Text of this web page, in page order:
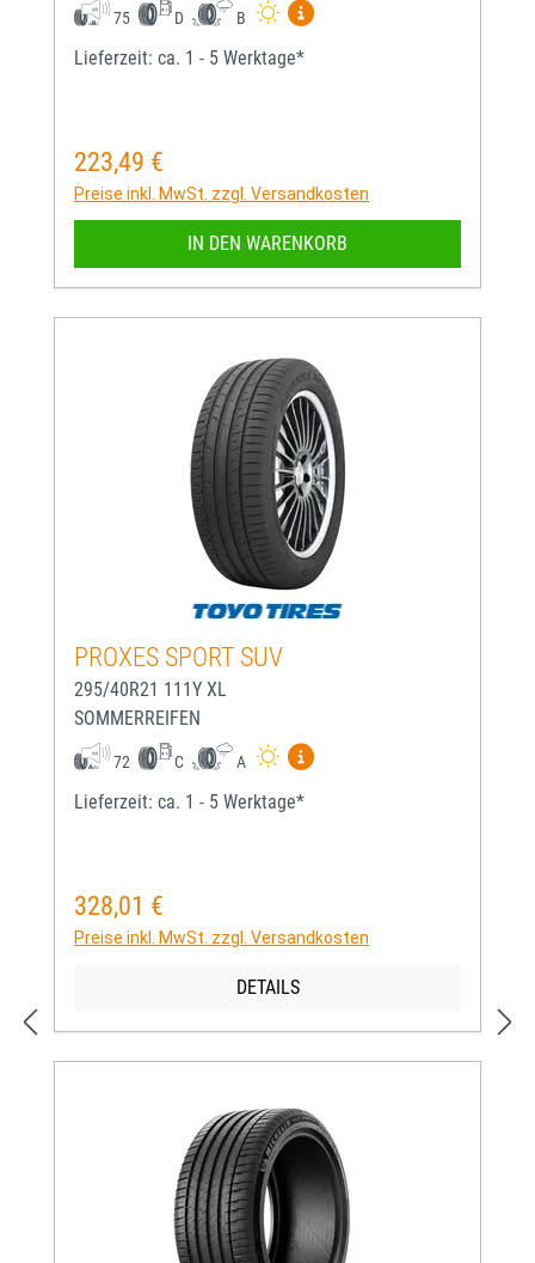
75 D B
Mehr Informationen zum
Lieferzeit: ca. 1 - 5 Werktage*
Regulärer Preis:
223,49 €
Preise inkl. MwSt. zzgl. Versandkosten
IN DEN WARENKORB
PROXES SPORT SUV
295/40R21 111Y XL
SOMMERREIFEN
72 C A
Mehr Informationen zum
Lieferzeit: ca. 1 - 5 Werktage*
Regulärer Preis:
328,01 €
Preise inkl. MwSt. zzgl. Versandkosten
DETAILS